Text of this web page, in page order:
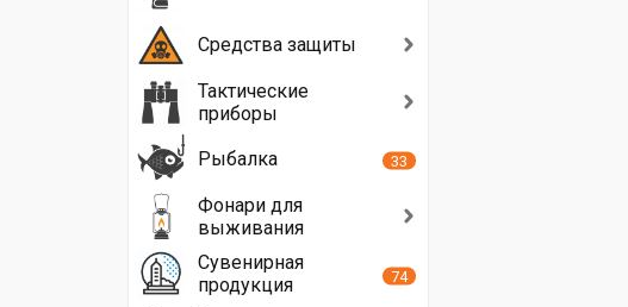
Средства защиты
Тактические
приборы
Рыбалка
33
Фонари для
выживания
Сувенирная
продукция
74